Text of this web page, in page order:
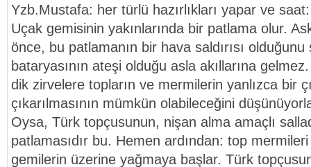
Yzb.Mustafa: her türlü hazırlıkları yapar ve saat:
Uçak gemisinin yakınlarında bir patlama olur.
önce, bu patlamanın bir hava saldırısı
bataryasının ateşi olduğu asla akıllarına
dik zirvelere topların ve mermilerin yanlızca bir
çıkarılmasının mümkün olabileceğini
Oysa, Türk topçusunun, nişan alma amaçlı
patlamasıdır bu. Hemen ardından: top
gemilerin üzerine yağmaya başlar. Türk